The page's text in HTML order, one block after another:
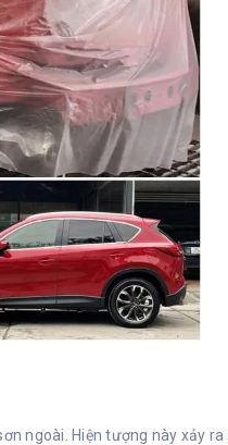
ngoài. Hiện tượng này xảy